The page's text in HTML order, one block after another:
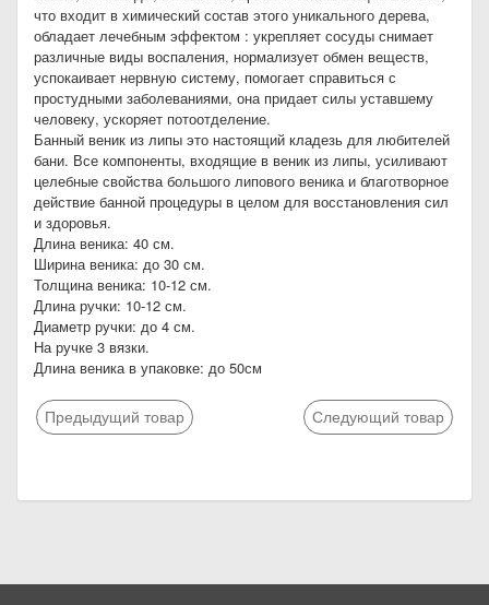
что входит в химический состав этого уникального дерева,
обладает лечебным эффектом : укрепляет сосуды снимает
различные виды воспаления, нормализует обмен веществ,
успокаивает нервную систему, помогает справиться с
простудными заболеваниями, она придает силы уставшему
человеку, ускоряет потоотделение.
Банный веник из липы это настоящий кладезь для любителей
бани. Все компоненты, входящие в веник из липы, усиливают
целебные свойства большого липового веника и благотворное
действие банной процедуры в целом для восстановления сил
и здоровья.
Длина веника: 40 см.
Ширина веника: до 30 см.
Толщина веника: 10-12 см.
Длина ручки: 10-12 см.
Диаметр ручки: до 4 см.
На ручке 3 вязки.
Длина веника в упаковке: до 50см
Предыдущий товар Следующий товар